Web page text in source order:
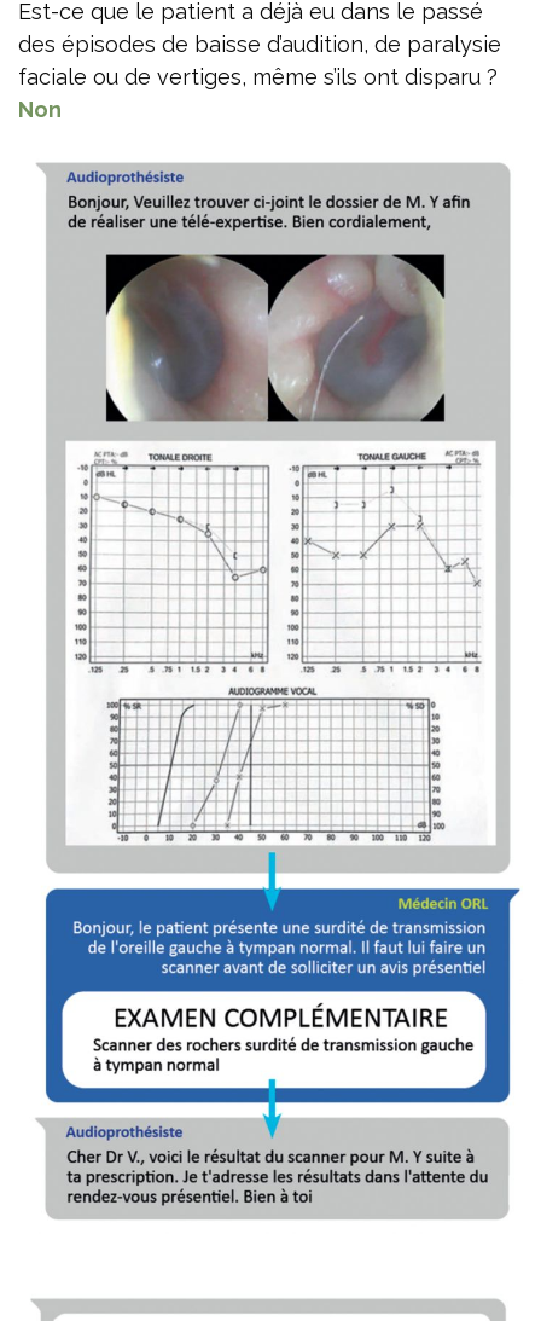
Est-ce que le patient a déjà eu dans le passé
des épisodes de baisse d’audition, de paralysie
faciale ou de vertiges, même s’ils ont disparu ?
Non